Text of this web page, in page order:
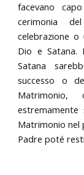
facevano
cerimonia
celebrazione
Dio e
Satana
successo o
Matrimonio,
estremamente
Matrimonio nel
Padre poté